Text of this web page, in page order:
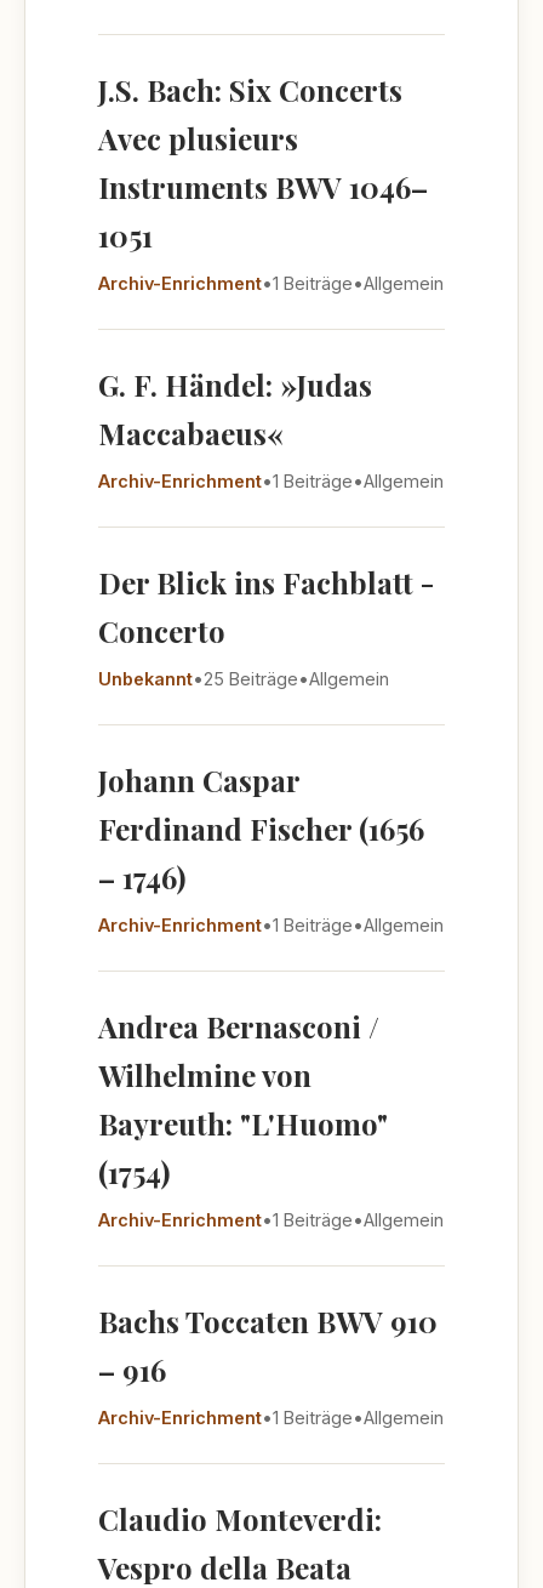
J.S. Bach: Six Concerts
Avec plusieurs
Instruments BWV 1046–
1051
Archiv-Enrichment•1 Beiträge•Allgemein
G. F. Händel: »Judas
Maccabaeus«
Archiv-Enrichment•1 Beiträge•Allgemein
Der Blick ins Fachblatt -
Concerto
Unbekannt•25 Beiträge•Allgemein
Johann Caspar
Ferdinand Fischer (1656
– 1746)
Archiv-Enrichment•1 Beiträge•Allgemein
Andrea Bernasconi /
Wilhelmine von
Bayreuth: "L'Huomo"
(1754)
Archiv-Enrichment•1 Beiträge•Allgemein
Bachs Toccaten BWV 910
– 916
Archiv-Enrichment•1 Beiträge•Allgemein
Claudio Monteverdi:
Vespro della Beata